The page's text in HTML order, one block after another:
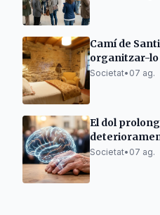
Camí de
organitzar-lo
descans
Societat• 07 ag.
El dol
Societat• 07 ag.